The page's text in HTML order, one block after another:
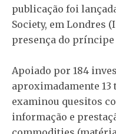
publicação foi
Society, em Londres
presença do príncipe
Apoiado por 184
aproximadamente 13
examinou quesitos
informação e